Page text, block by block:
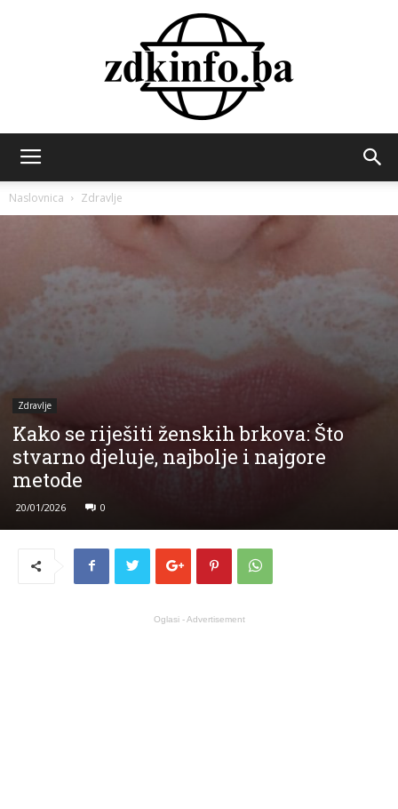
Naslovnica Zdravlje
Zdravlje
Kako se riješiti ženskih brkova: Što
stvarno djeluje, najbolje i najgore
metode
20/01/2026 0
Oglasi - Advertisement